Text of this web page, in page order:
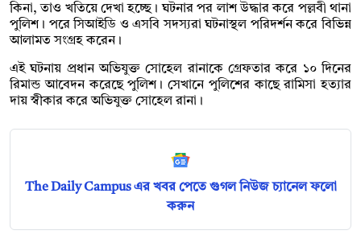
কিনা, তাও খতিয়ে দেখা হচ্ছে। ঘটনার পর লাশ উদ্ধার করে পল্লবী থানা
পুলিশ। পরে সিআইডি ও এসবি সদস্যরা ঘটনাস্থল পরিদর্শন করে বিভিন্ন
আলামত সংগ্রহ করেন।
এই ঘটনায় প্রধান অভিযুক্ত সোহেল রানাকে গ্রেফতার করে ১০ দিনের
রিমান্ড আবেদন করেছে পুলিশ। সেখানে পুলিশের কাছে রামিসা হত্যার
দায় স্বীকার করে অভিযুক্ত সোহেল রানা।
The Daily Campus এর খবর পেতে গুগল নিউজ চ্যানেল ফলো
করুন